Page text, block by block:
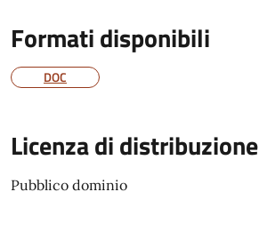
Formati disponibili
DOC
Licenza di distribuzione
Pubblico dominio